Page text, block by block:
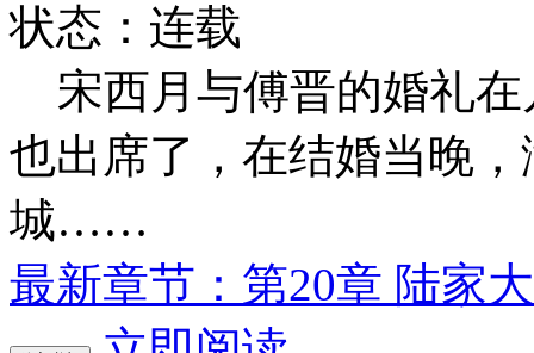
状态：连载
宋西月与傅晋的婚礼在
也出席了，在结婚当晚
城……
最新章节：第20章 陆家